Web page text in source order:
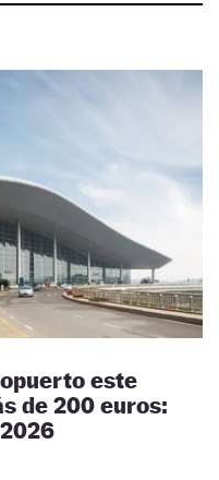
este
de 200 euros: